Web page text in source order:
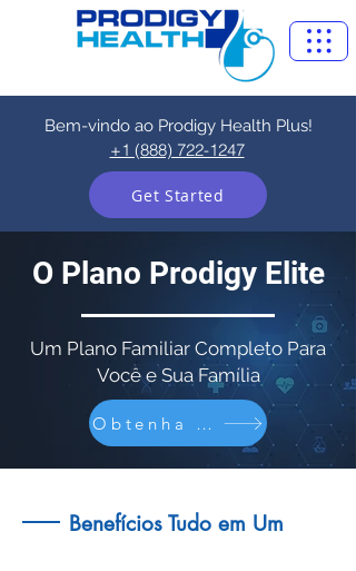
Bem-vindo ao Prodigy Health Plus!
+1 (888) 722-1247
Get Started
O Plano Prodigy Elite
Um Plano Familiar Completo Para
Você e Sua Família
Obtenha o plano Elite
Benefícios Tudo em Um